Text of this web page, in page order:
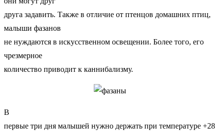
друга задавить. Также в отличие от птенцов домашних птиц,
малыши фазанов
не нуждаются в искусственном освещении. Более того, его
чрезмерное
количество приводит к каннибализму.
В
первые три дня малышей нужно держать при температуре +28